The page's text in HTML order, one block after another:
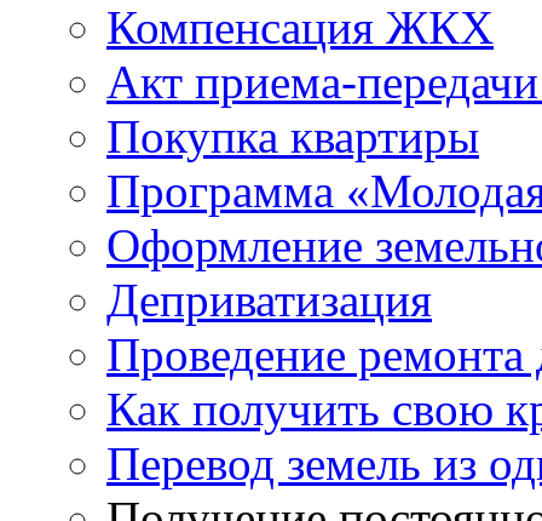
Компенсация ЖКХ
Акт приема-
Покупка квартиры
Программа
Оформление
Деприватизация
Проведение
Как получить свою
Перевод земель из